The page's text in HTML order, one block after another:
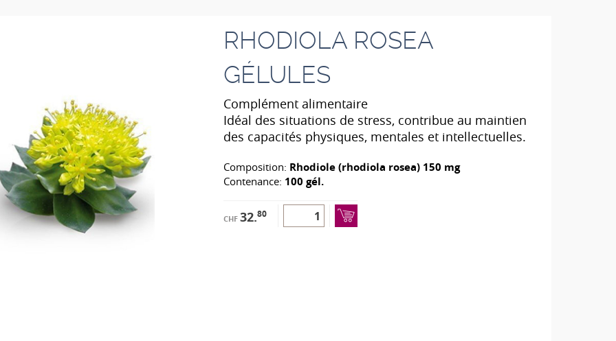
RHODIOLA ROSEA
GÉLULES
Complément alimentaire
Idéal des situations de stress, contribue au maintien
des capacités physiques, mentales et intellectuelles.
Composition: Rhodiole (rhodiola rosea) 150 mg
Contenance: 100 gél.
CHF 32.80